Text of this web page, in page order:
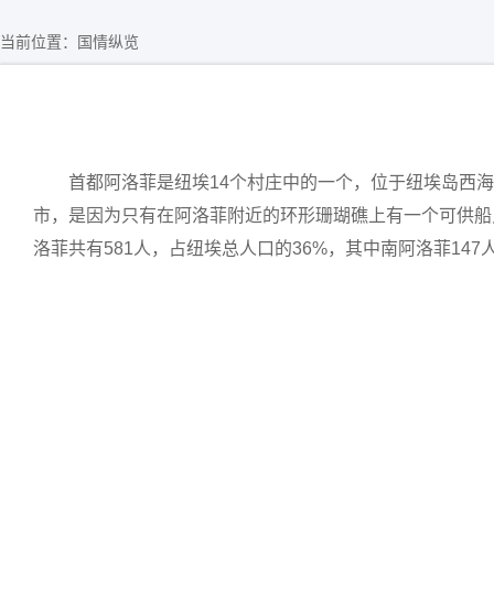
当前位置： 国情纵览
首都阿洛菲是纽埃14个村庄中的一个，位于纽埃岛西
市，是因为只有在阿洛菲附近的环形珊瑚礁上有一个可供
洛菲共有581人，占纽埃总人口的36%，其中南阿洛菲